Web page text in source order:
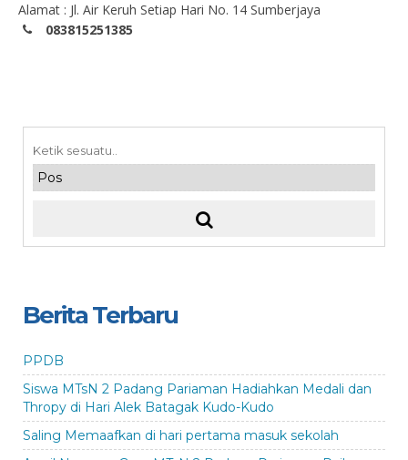
Alamat : Jl. Air Keruh Setiap Hari No. 14 Sumberjaya
083815251385
Berita Terbaru
PPDB
Siswa MTsN 2 Padang Pariaman Hadiahkan Medali dan
Thropy di Hari Alek Batagak Kudo-Kudo
Saling Memaafkan di hari pertama masuk sekolah